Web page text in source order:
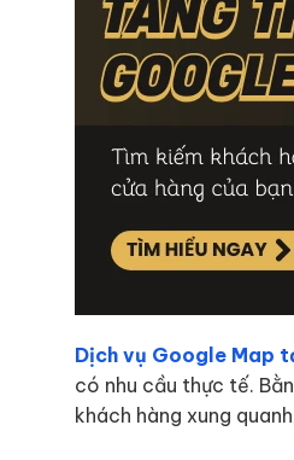
Dịch vụ Google Map
có nhu cầu thực tế.
khách hàng xung